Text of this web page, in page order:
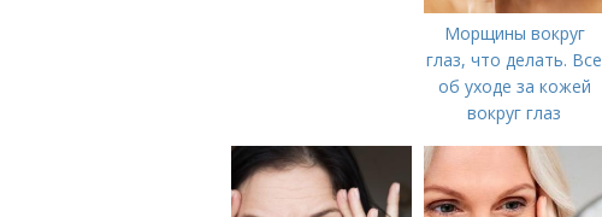
Морщины вокруг
глаз, что делать. Все
об уходе за кожей
вокруг глаз